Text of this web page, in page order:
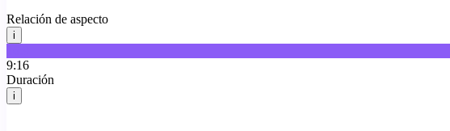
Relación de aspecto
i
9:16
Duración
i